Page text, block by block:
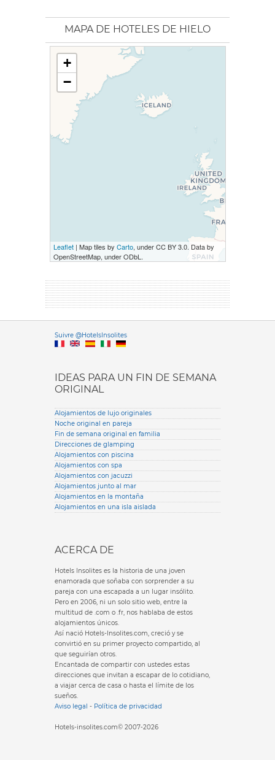
MAPA DE HOTELES DE HIELO
+
−
Leaflet| Map tiles by Carto, under CC BY 3.0. Data by
OpenStreetMap, under ODbL.
Suivre @HotelsInsolitesVersione
IDEAS PARA UN FIN DE SEMANA
ORIGINAL
Alojamientos de lujo originales
Noche original en pareja
Fin de semana original en familia
Direcciones de glamping
Alojamientos con piscina
Alojamientos con spa
Alojamientos con jacuzzi
Alojamientos junto al mar
Alojamientos en la montaña
Alojamientos en una isla aislada
ACERCA DE
Hotels Insolites es la historia de una joven
enamorada que soñaba con sorprender a su
pareja con una escapada a un lugar insólito.
Pero en 2006, ni un solo sitio web, entre la
multitud de .com o .fr, nos hablaba de estos
alojamientos únicos.
Así nació Hotels-Insolites.com, creció y se
convirtió en su primer proyecto compartido, al
que seguirían otros.
Encantada de compartir con ustedes estas
direcciones que invitan a escapar de lo cotidiano,
a viajar cerca de casa o hasta el límite de los
sueños.
Aviso legal - Política de privacidad
Hotels-insolites.com© 2007-2026